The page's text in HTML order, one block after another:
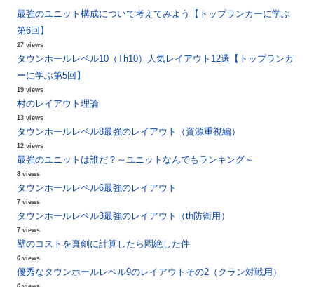
最強のユニット構成について考えてみよう【トップランカーに学ぶ
第6回】
27 views
タウンホールレベル10（Th10）人気レイアウト12選【トップランカ
ーに学ぶ第5回】
19 views
村のレイアウト理論
13 views
タウンホールレベル8最強のレイアウト（資源重視編）
12 views
最強のユニットは誰だ？～ユニットなんでもランキング～
8 views
タウンホールレベル6最強のレイアウト
7 views
タウンホールレベル3最強のレイアウト（th防衛用）
7 views
壁のコストを真剣に計算したら悶絶した件
6 views
優秀なタウンホールレベル9のレイアウトその2（クラン対戦用）